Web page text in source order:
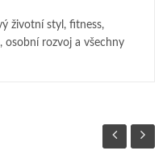
životní styl, fitness,
osobní rozvoj a všechny